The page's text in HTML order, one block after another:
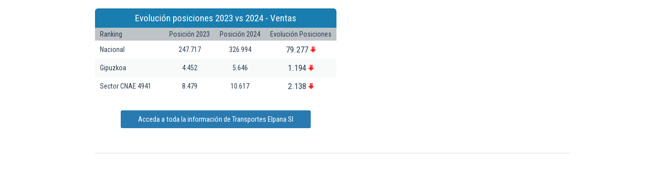
Evolución posiciones 2023 vs 2024 - Ventas
Ranking Posición 2023 Posición 2024
Evolución Posiciones
Nacional
247.717 326.994 79.277
Gipuzkoa 4.452 5.646 1.194
Sector CNAE 4941 8.479 10.617 2.138
Acceda a toda la información de Transportes Elpana Sl